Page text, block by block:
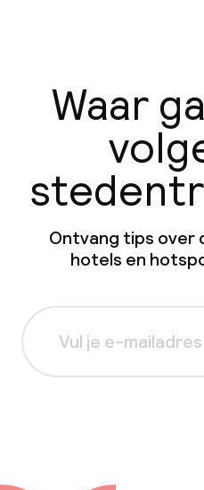
Waar
Ontvang tips over
hotels en